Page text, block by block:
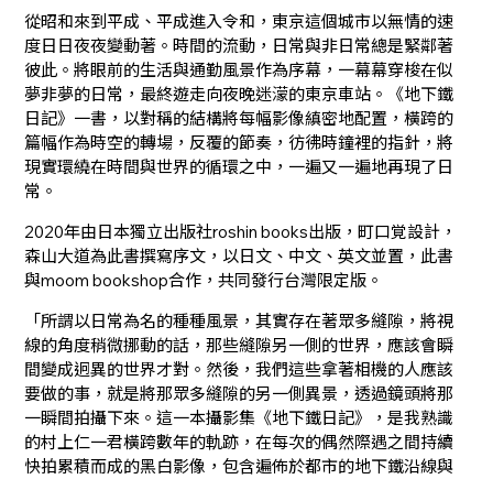
從昭和來到平成、平成進入令和，東京這個城市以無情的速
度日日夜夜變動著。時間的流動，日常與非日常總是緊鄰著
彼此。將眼前的生活與通勤風景作為序幕，一幕幕穿梭在似
夢非夢的日常，最終遊走向夜晚迷濛的東京車站。《地下鐵
日記》一書，以對稱的結構將每幅影像縝密地配置，橫跨的
篇幅作為時空的轉場，反覆的節奏，彷彿時鐘裡的指針，將
現實環繞在時間與世界的循環之中，一遍又一遍地再現了日
常。
2020年由日本獨立出版社roshin books出版，町口覚設計，
森山大道為此書撰寫序文，以日文、中文、英文並置，此書
與moom bookshop合作，共同發行台灣限定版。
「所謂以日常為名的種種風景，其實存在著眾多縫隙，將視
線的角度稍微挪動的話，那些縫隙另一側的世界，應該會瞬
間變成迥異的世界才對。然後，我們這些拿著相機的人應該
要做的事，就是將那眾多縫隙的另一側異景，透過鏡頭將那
一瞬間拍攝下來。這一本攝影集《地下鐵日記》，是我熟識
的村上仁一君橫跨數年的軌跡，在每次的偶然際遇之間持續
快拍累積而成的黑白影像，包含遍佈於都市的地下鐵沿線與